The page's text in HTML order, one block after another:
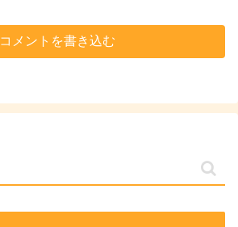
コメントを書き込む